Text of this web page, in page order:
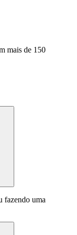
mais de 150
fazendo uma